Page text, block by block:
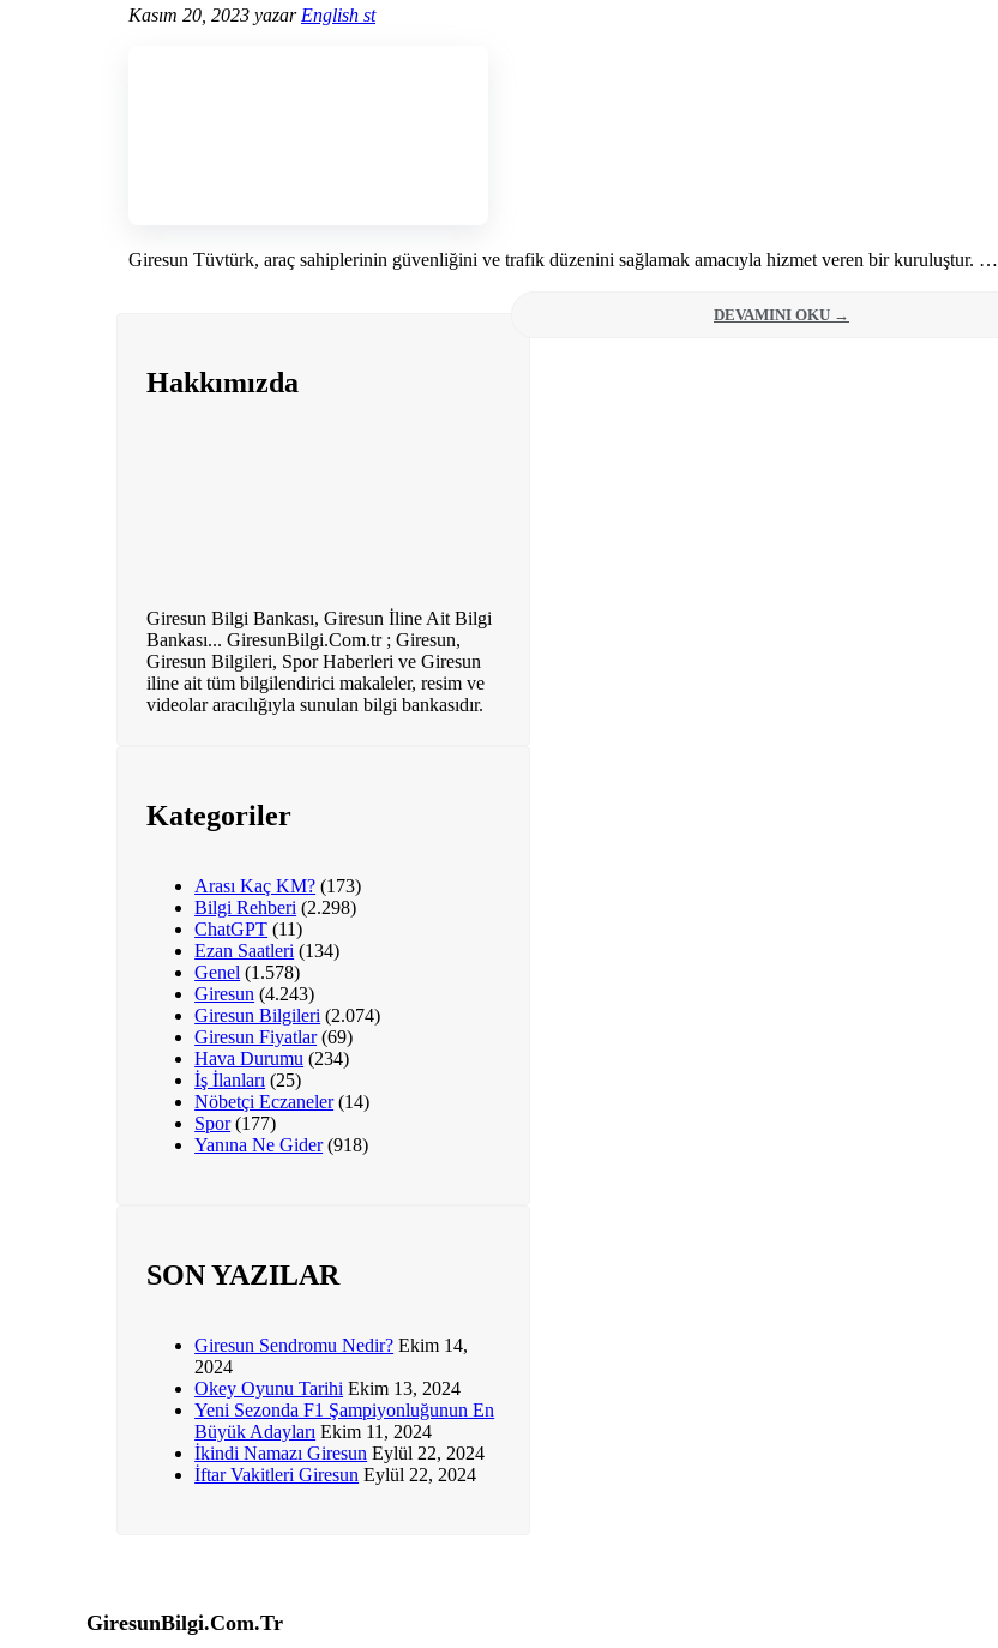
Kasım 20, 2023 yazar English st
Giresun Tüvtürk, araç sahiplerinin güvenliğini ve trafik düzenini sağlamak amacıyla hizmet veren bir kuruluştur. …
DEVAMINI OKU →
Hakkımızda
Giresun Bilgi Bankası, Giresun İline Ait Bilgi
Bankası... GiresunBilgi.Com.tr ; Giresun,
Giresun Bilgileri, Spor Haberleri ve Giresun
iline ait tüm bilgilendirici makaleler, resim ve
videolar aracılığıyla sunulan bilgi bankasıdır.
Kategoriler
Arası Kaç KM? (173)
Bilgi Rehberi (2.298)
ChatGPT (11)
Ezan Saatleri (134)
Genel (1.578)
Giresun (4.243)
Giresun Bilgileri (2.074)
Giresun Fiyatlar(69)
Hava Durumu (234)
İş İlanları (25)
Nöbetçi Eczaneler(14)
Spor(177)
Yanına Ne Gider(918)
SON YAZILAR
Giresun Sendromu Nedir? Ekim 14,
2024
Okey Oyunu Tarihi Ekim 13, 2024
Yeni Sezonda F1 Şampiyonluğunun En
Büyük Adayları Ekim 11, 2024
İkindi Namazı Giresun Eylül 22, 2024
İftar Vakitleri Giresun Eylül 22, 2024
GiresunBilgi.Com.Tr